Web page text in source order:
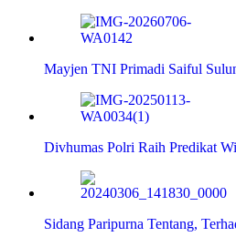
Mayjen TNI Primadi Saiful
Divhumas Polri Raih Predikat
Sidang Paripurna Tentang,